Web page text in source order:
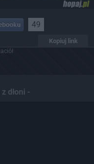
49
Kopiuj link
dłoni -